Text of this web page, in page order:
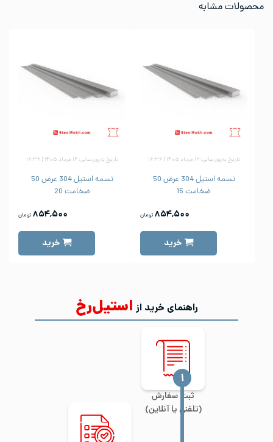
محصولات مشابه
تاریخ به‌روزرسانی: ۱۲ مرداد ۱۴۰۵ | ۱۶:۳۶
تسمه استیل 304 عرض 50
ضخامت 15
۸۵۴,۵۰۰ تومان
خرید
تاریخ به‌روزرسانی: ۱۲ مرداد ۱۴۰۵ | ۱۶:۳۶
تسمه استیل 304 عرض 50
ضخامت 20
۸۵۴,۵۰۰ تومان
خرید
راهنمای خرید از استیل‌رخ
ثبت سفارش
(تلفنی یا آنلاین)
‍۱